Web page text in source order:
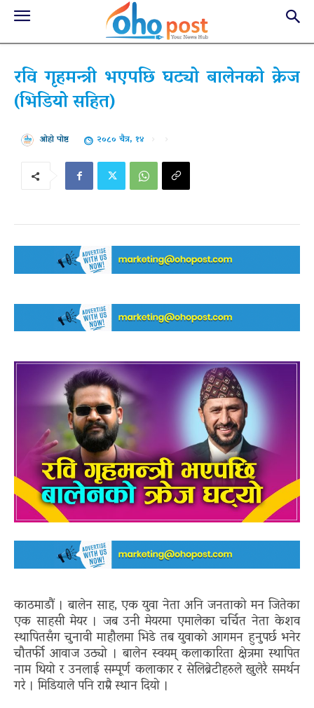
रवि गृहमन्त्री भएपछि घट्यो बालेनको क्रेज
(भिडियो सहित)
ओहो पोष्ट २०८० चैत्र, १४
काठमाडौं । बालेन साह, एक युवा नेता अनि जनताको मन जितेका
एक साहसी मेयर । जब उनी मेयरमा एमालेका चर्चित नेता केशव
स्थापितसँग चुनावी माहौलमा भिडे तब युवाको आगमन हुनुपर्छ भनेर
चौतर्फी आवाज उठ्यो । बालेन स्वयम् कलाकारिता क्षेत्रमा स्थापित
नाम थियो र उनलाई सम्पूर्ण कलाकार र सेलिब्रेटीहरुले खुलेरै समर्थन
गरे । मिडियाले पनि राम्रै स्थान दियो ।